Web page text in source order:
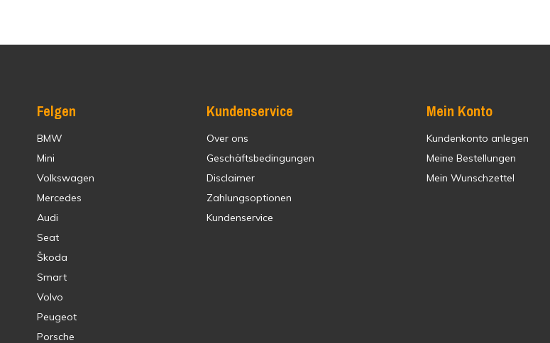
Felgen
BMW
Mini
Volkswagen
Mercedes
Audi
Seat
Škoda
Smart
Volvo
Peugeot
Porsche
Kundenservice
Over ons
Geschäftsbedingungen
Disclaimer
Zahlungsoptionen
Kundenservice
Mein Konto
Kundenkonto anlegen
Meine Bestellungen
Mein Wunschzettel